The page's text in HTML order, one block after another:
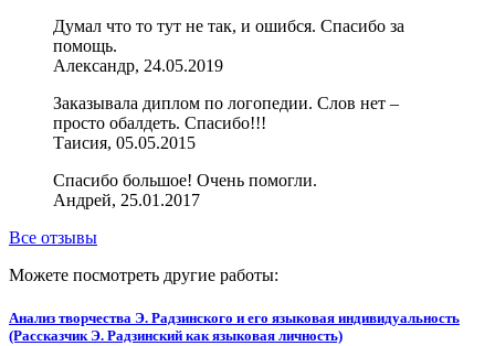
Думал что то тут не так, и ошибся. Спасибо за
помощь.
Александр, 24.05.2019
Заказывала диплом по логопедии. Слов нет –
просто обалдеть. Спасибо!!!
Таисия, 05.05.2015
Спасибо большое! Очень помогли.
Андрей, 25.01.2017
Все отзывы
Можете посмотреть другие работы:
Анализ творчества Э. Радзинского и его языковая индивидуальность
(Рассказчик Э. Радзинский как языковая личность)